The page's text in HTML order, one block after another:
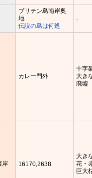
ブリテン島南岸奥
地
伝説の島は何処
-
カレー門外
十字
大き
廃墟
岸 16170,2638
大き
花・
巨大